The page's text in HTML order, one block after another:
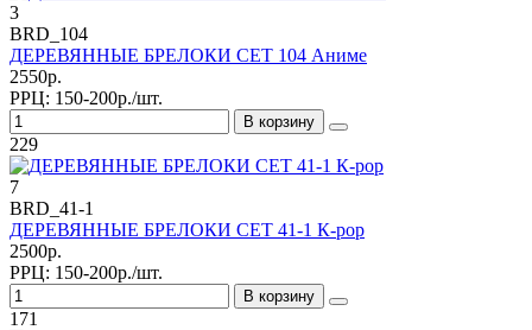
3
BRD_104
ДЕРЕВЯННЫЕ БРЕЛОКИ СЕТ 104 Аниме
2550р.
РРЦ: 150-200р./шт.
В корзину
229
7
BRD_41-1
ДЕРЕВЯННЫЕ БРЕЛОКИ СЕТ 41-1 К-рор
2500р.
РРЦ: 150-200р./шт.
В корзину
171